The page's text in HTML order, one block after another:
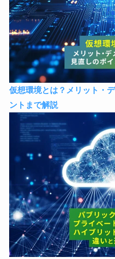
仮想環境とは？メリット・
ントまで解説